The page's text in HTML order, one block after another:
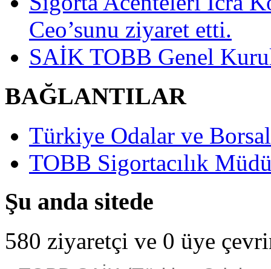
Ceo’sunu ziyaret etti.
SAİK TOBB Genel
BAĞLANTILAR
Türkiye Odalar ve
TOBB Sigortacılık
Şu anda sitede
580 ziyaretçi ve 0 üye